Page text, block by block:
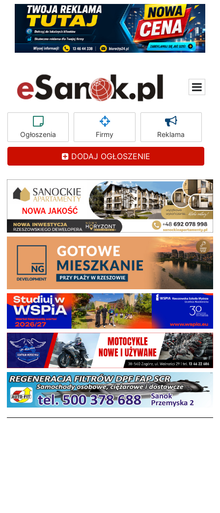
Ogłoszenia Firmy Reklama
DODAJ OGŁOSZENIE